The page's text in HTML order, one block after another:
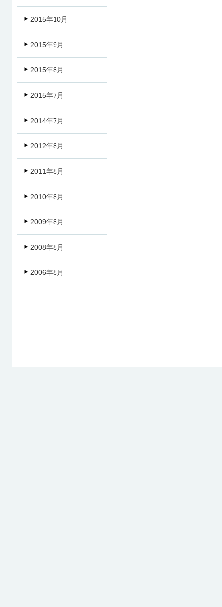
2015年10月
2015年9月
2015年8月
2015年7月
2014年7月
2012年8月
2011年8月
2010年8月
2009年8月
2008年8月
2006年8月